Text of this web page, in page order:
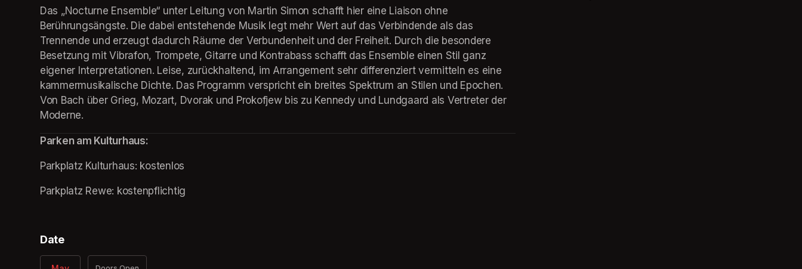
Das „Nocturne Ensemble“ unter Leitung von Martin Simon schafft hier eine Liaison ohne
Berührungsängste. Die dabei entstehende Musik legt mehr Wert auf das Verbindende als das
Trennende und erzeugt dadurch Räume der Verbundenheit und der Freiheit. Durch die besondere
Besetzung mit Vibrafon, Trompete, Gitarre und Kontrabass schafft das Ensemble einen Stil ganz
eigener Interpretationen. Leise, zurückhaltend, im Arrangement sehr differenziert vermitteln es eine
kammermusikalische Dichte. Das Programm verspricht ein breites Spektrum an Stilen und Epochen.
Von Bach über Grieg, Mozart, Dvorak und Prokofjew bis zu Kennedy und Lundgaard als Vertreter der
Moderne.
Parken am Kulturhaus:
Parkplatz Kulturhaus: kostenlos
(opens in a new tab)
Parkplatz Rewe: kostenpflichtig
Date